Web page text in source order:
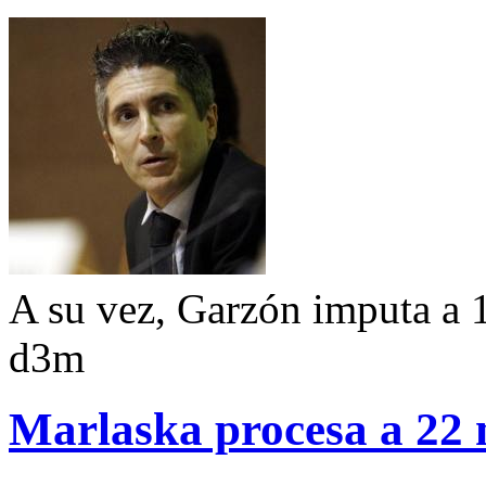
A su vez, Garzón imputa a
d3m
Marlaska procesa a 22